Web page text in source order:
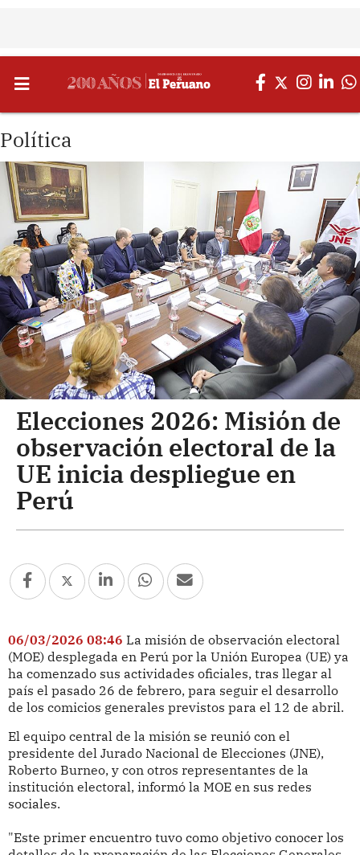
Política
Elecciones 2026: Misión de
observación electoral de la
UE inicia despliegue en
Perú
06/03/2026 08:46 La misión de observación electoral
(MOE) desplegada en Perú por la Unión Europea (UE) ya
ha comenzado sus actividades oficiales, tras llegar al
país el pasado 26 de febrero, para seguir el desarrollo
de los comicios generales previstos para el 12 de abril.
El equipo central de la misión se reunió con el
presidente del Jurado Nacional de Elecciones (JNE),
Roberto Burneo, y con otros representantes de la
institución electoral, informó la MOE en sus redes
sociales.
"Este primer encuentro tuvo como objetivo conocer los